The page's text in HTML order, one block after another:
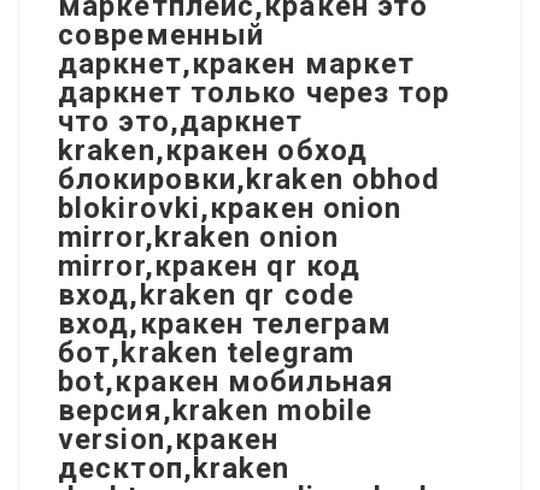
современный
даркнет,кракен маркет
даркнет только через тор
что это,даркнет
kraken,кракен обход
блокировки,kraken obhod
blokirovki,кракен onion
mirror,kraken onion
mirror,кракен qr код
вход,kraken qr code
вход,кракен телеграм
бот,kraken telegram
bot,кракен мобильная
версия,kraken mobile
version,кракен
десктоп,kraken